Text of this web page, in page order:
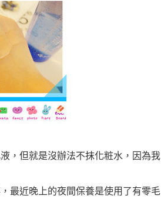
，但就是沒辦法不抹化粧水，因為我
最近晚上的夜間保養是使用了有零毛